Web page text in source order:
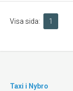
Visa sida: 1
Taxi i Nybro